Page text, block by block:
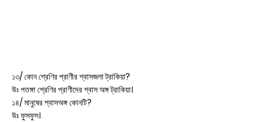
১৩/ কোন শ্রেণির প্রাণীর শ্বাসজলা ট্রাকিয়া?
উঃ পতঙ্গা শ্রেণির প্রাণীদের শ্বাস অঙ্গ ট্রাকিয়া।
১৪/ মানুষের শ্বাস‌অঙ্গ কোনটি?
উঃ ফুসফুস।